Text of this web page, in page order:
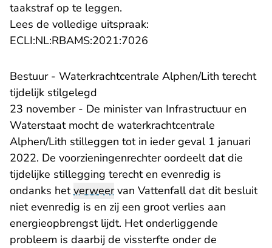
taakstraf op te leggen.
Lees de volledige uitspraak:
ECLI:NL:RBAMS:2021:7026
Bestuur - Waterkrachtcentrale Alphen/Lith terecht
tijdelijk stilgelegd
23 november - De minister van Infrastructuur en
Waterstaat mocht de waterkrachtcentrale
Alphen/Lith stilleggen tot in ieder geval 1 januari
2022. De voorzieningenrechter oordeelt dat die
tijdelijke stillegging terecht en evenredig is
ondanks hetverweervan Vattenfall dat dit besluit
niet evenredig is en zij een groot verlies aan
energieopbrengst lijdt. Het onderliggende
probleem is daarbij de vissterfte onder de